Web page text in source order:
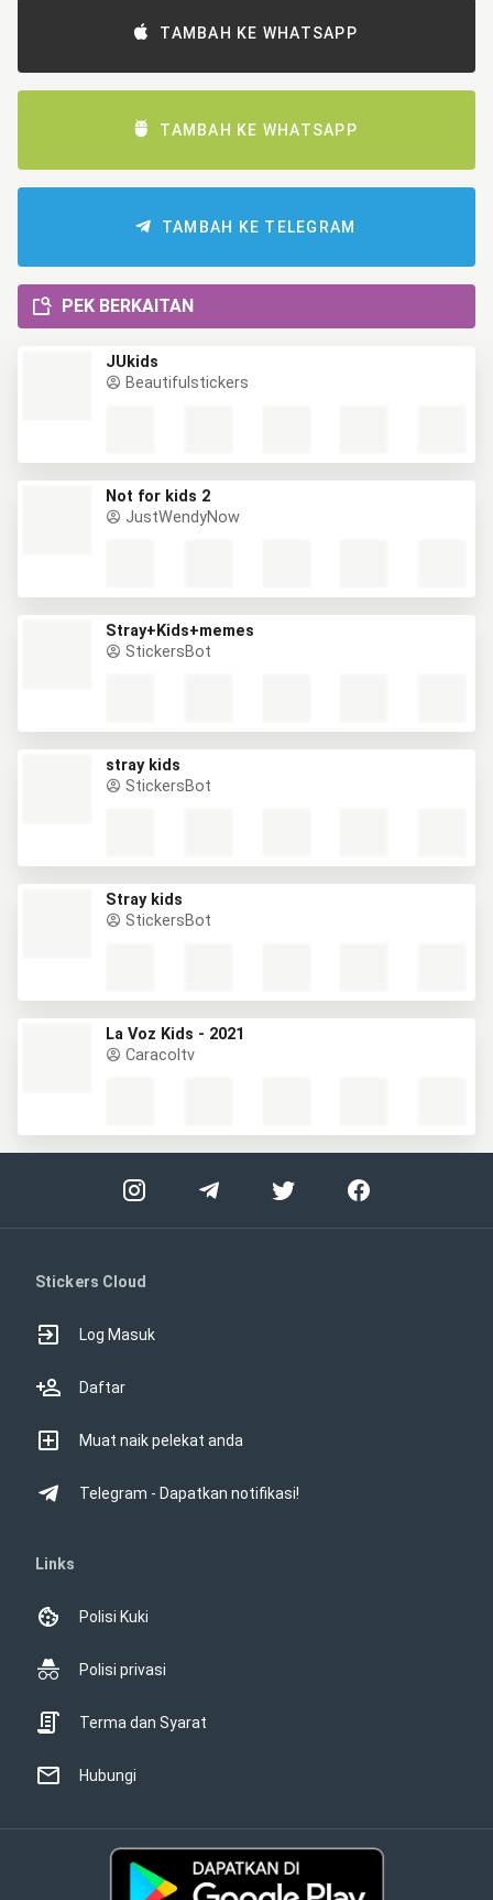
TAMBAH KE WHATSAPP
TAMBAH KE WHATSAPP
TAMBAH KE TELEGRAM
PEK BERKAITAN
JUkids
Beautifulstickers
Not for kids 2
JustWendyNow
Stray+Kids+memes
StickersBot
stray kids
StickersBot
Stray kids
StickersBot
La Voz Kids - 2021
Caracoltv
Stickers Cloud
Log Masuk
Daftar
Muat naik pelekat anda
Telegram - Dapatkan notifikasi!
Links
Polisi Kuki
Polisi privasi
Terma dan Syarat
Hubungi